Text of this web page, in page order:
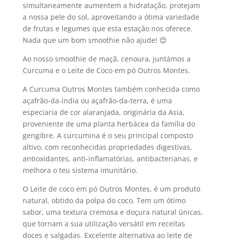
simultaneamente aumentem a hidratação, protejam
a nossa pele do sol, aproveitando a ótima variedade
de frutas e legumes que esta estação nos oferece.
Nada que um bom smoothie não ajude! 😊
Ao nosso smoothie de maçã, cenoura, juntámos a
Curcuma e o Leite de Coco em pó Outros Montes.
A Curcuma Outros Montes também conhecida como
açafrão-da-índia ou açafrão-da-terra, é uma
especiaria de cor alaranjada, originária da Asia,
proveniente de uma planta herbácea da família do
gengibre. A curcumina é o seu principal composto
altivo, com reconhecidas propriedades digestivas,
antioxidantes, anti-inflamatórias, antibacterianas, e
melhora o teu sistema imunitário.
O Leite de coco em pó Outros Montes, é um produto
natural, obtido da polpa do coco. Tem um ótimo
sabor, uma textura cremosa e doçura natural únicas,
que tornam a sua utilização versátil em receitas
doces e salgadas. Excelente alternativa ao leite de